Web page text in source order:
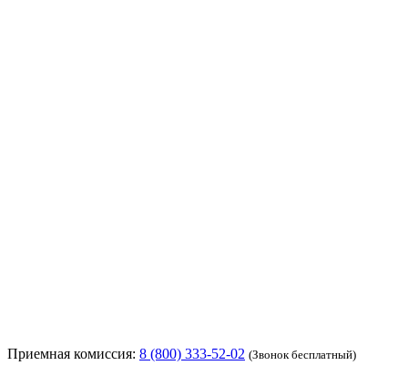
Приемная комиссия: 8 (800) 333-52-02 (Звонок бесплатный)